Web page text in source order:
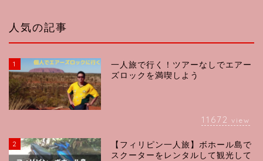
人気の記事
1
一人旅で行く！ツアーなしでエアー
ズロックを満喫しよう
11672 view
2
【フィリピン一人旅】ボホール島で
スクーターをレンタルして観光して